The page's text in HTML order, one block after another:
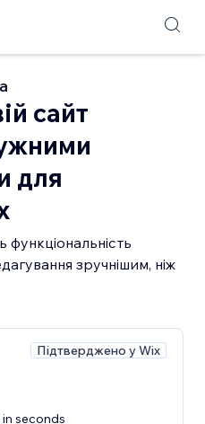
сайт
для
зручнішим, ніж
Підтверджено у Wix
seconds